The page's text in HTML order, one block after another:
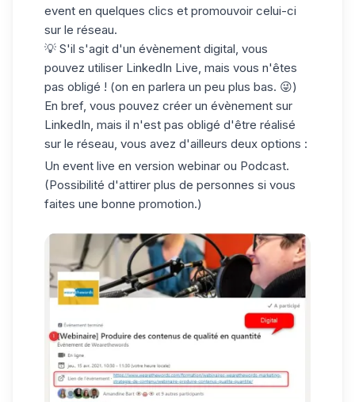
event en quelques clics et promouvoir celui-ci
sur le réseau.
💡 S'il s'agit d'un évènement digital, vous
pouvez utiliser LinkedIn Live , mais vous n'êtes
pas obligé ! (on en parlera un peu plus bas. 😜)
En bref, vous pouvez créer un évènement sur
LinkedIn, mais il n'est pas obligé d'être réalisé
sur le réseau, vous avez d'ailleurs deux options :
Un event live en version webinar ou Podcast.
(Possibilité d'attirer plus de personnes si vous
faites une bonne promotion.)